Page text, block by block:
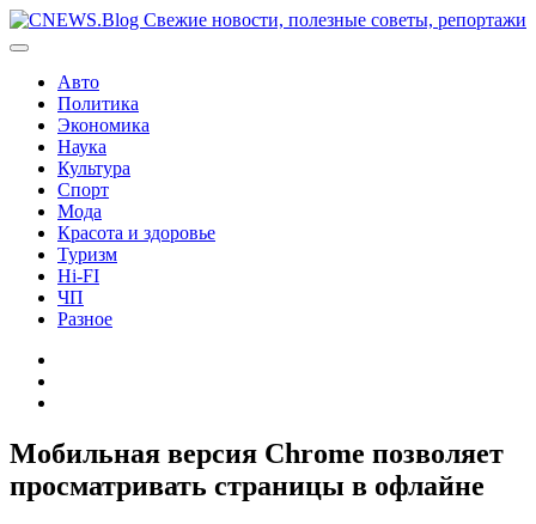
Перейти
к
Авто
Политика
Экономика
Наука
Культура
Спорт
Мода
Красота и здоровье
Туризм
Hi-FI
ЧП
Разное
Мобильная версия Chrome позволяет
просматривать страницы в офлайне